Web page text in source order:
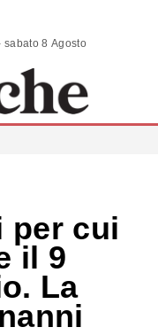
ANALISI | COMMENTI | SCENARI - sabato 8 Agosto 2026
per cui
il 9
La